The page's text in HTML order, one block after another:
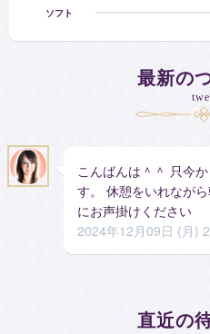
占うことが出来る相談内
恋愛・復縁・片想い・不倫・同
身につけた占術を自在に操り、
度から分析していく鑑定スタイ
自由闊達なアドバイスとさまざ
談をトータルに問題の原因や解
恋愛のことで悩んでいる方。
好きな人が今なにをしているの
自分のことをどう思っているのか
明鳳花凛占い師の得意な
ソフト
最新の
こんばんは＾＾ 只今
す。 休憩をいれなが
にお声掛けください
2024年12月09日 (月)
直近の